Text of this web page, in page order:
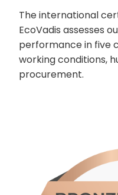
The international
EcoVadis assesses
performance in five
working conditions,
procurement.